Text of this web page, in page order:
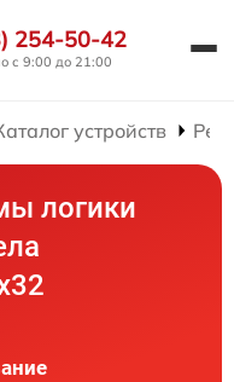
254-50-42
с 9:00 до 21:00
устройств
логики